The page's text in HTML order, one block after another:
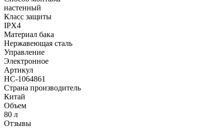
настенный
Класс защиты
IPX4
Материал бака
Нержавеющая сталь
Управление
Электронное
Артикул
НС-1064861
Страна производитель
Китай
Объем
80 л
Отзывы